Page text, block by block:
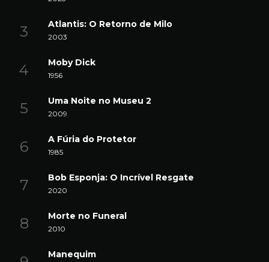
Atlantis: O Retorno de Milo
2003
Moby Dick
1956
Uma Noite no Museu 2
2009
A Fúria do Protetor
1985
Bob Esponja: O Incrível Resgate
2020
Morte no Funeral
2010
Manequim